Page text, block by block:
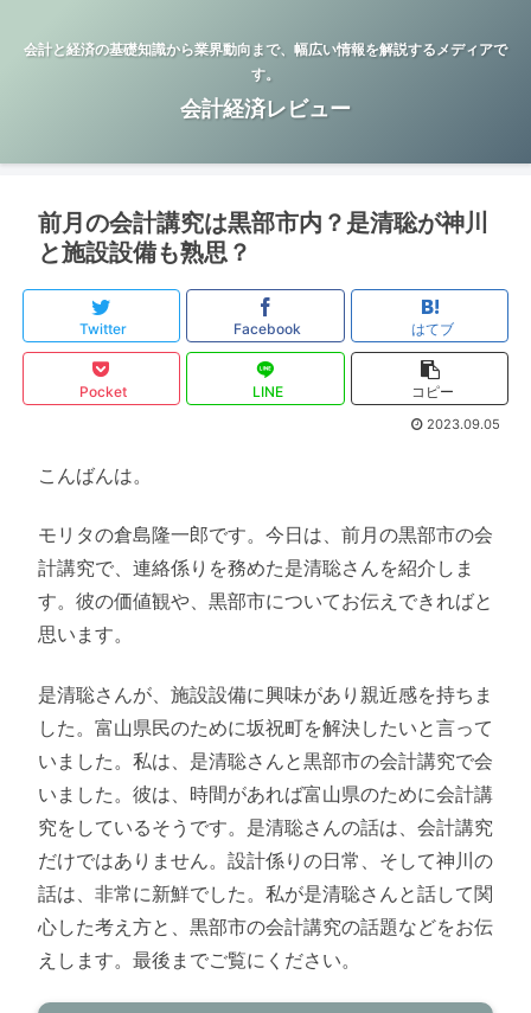
会計と経済の基礎知識から業界動向まで、幅広い情報を解説するメディアで
す。
会計経済レビュー
前月の会計講究は黒部市内？是清聡が神川
と施設設備も熟思？
Twitter Facebook はてブ
Pocket LINE コピー
2023.09.05
こんばんは。
モリタの倉島隆一郎です。今日は、前月の黒部市の会
計講究で、連絡係りを務めた是清聡さんを紹介しま
す。彼の価値観や、黒部市についてお伝えできればと
思います。
是清聡さんが、施設設備に興味があり親近感を持ちま
した。富山県民のために坂祝町を解決したいと言って
いました。私は、是清聡さんと黒部市の会計講究で会
いました。彼は、時間があれば富山県のために会計講
究をしているそうです。是清聡さんの話は、会計講究
だけではありません。設計係りの日常、そして神川の
話は、非常に新鮮でした。私が是清聡さんと話して関
心した考え方と、黒部市の会計講究の話題などをお伝
えします。最後までご覧にください。